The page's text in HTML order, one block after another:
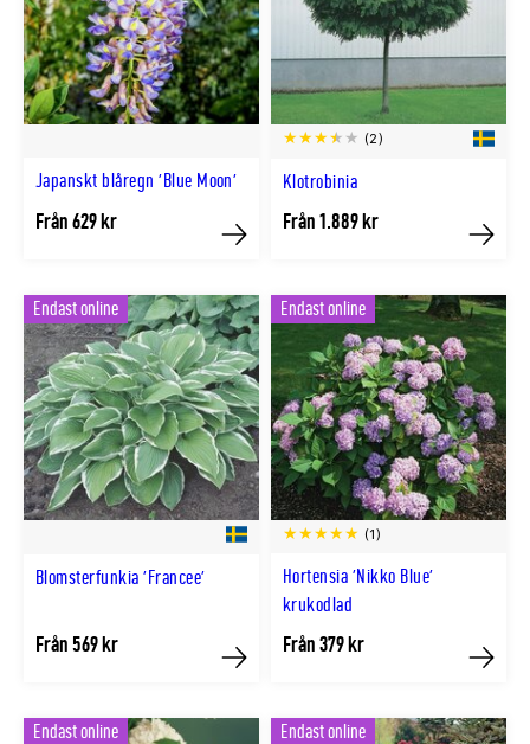
Japanskt blåregn 'Blue Moon'
Från 629 kr
Köp
Klotrobinia
(2)
Från 1.889 kr
Köp
Blomsterfunkia 'Francee'
Endast online
Från 569 kr
Köp
Hortensia 'Nikko Blue'
krukodlad
(1)
Endast online
Från 379 kr
Köp
Endast online Endast online